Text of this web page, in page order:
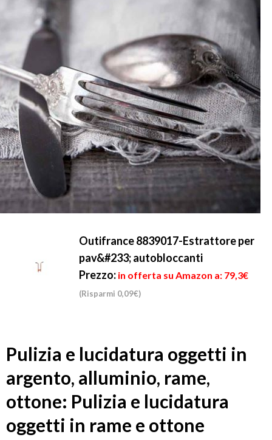
Outifrance 8839017-Estrattore per
pav&#233; autobloccanti
Prezzo: in offerta su Amazon a: 79,3€
(Risparmi 0,09€)
Pulizia e lucidatura oggetti in
argento, alluminio, rame,
ottone: Pulizia e lucidatura
oggetti in rame e ottone